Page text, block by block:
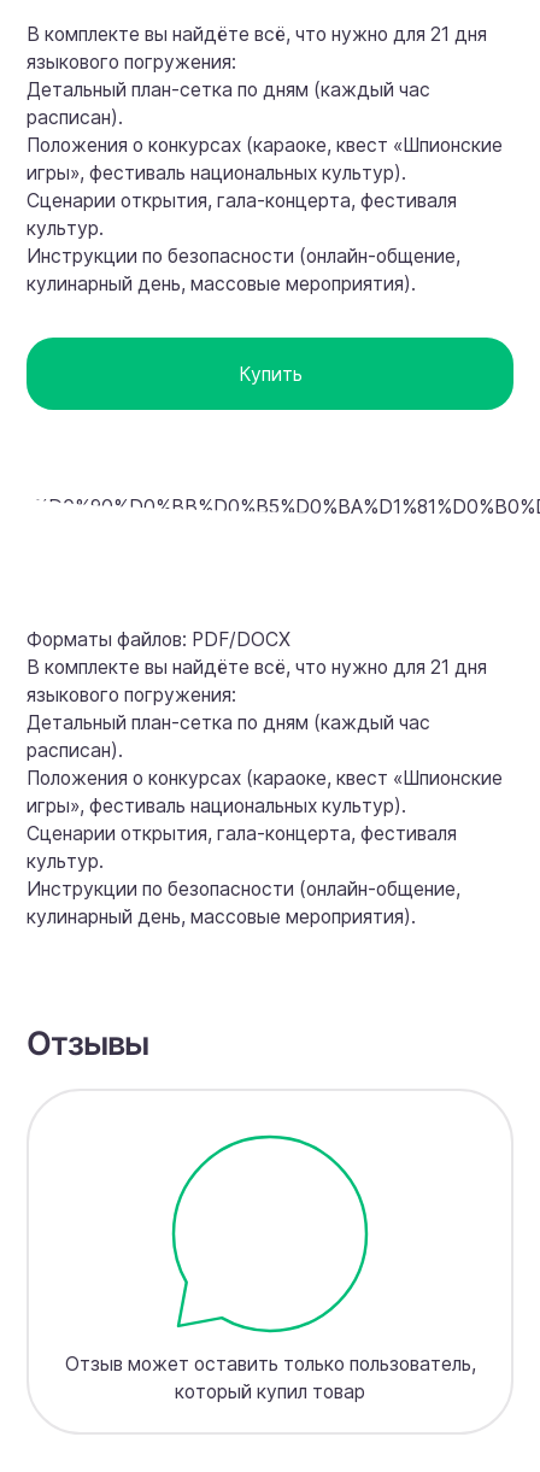
В комплекте вы найдёте всё, что нужно для 21 дня
языкового погружения:
Детальный план-сетка по дням (каждый час
расписан).
Положения о конкурсах (караоке, квест «Шпионские
игры», фестиваль национальных культур).
Сценарии открытия, гала-концерта, фестиваля
культур.
Инструкции по безопасности (онлайн-общение,
кулинарный день, массовые мероприятия).
Купить
Форматы файлов: PDF/DOCX
В комплекте вы найдёте всё, что нужно для 21 дня
языкового погружения:
Детальный план-сетка по дням (каждый час
расписан).
Положения о конкурсах (караоке, квест «Шпионские
игры», фестиваль национальных культур).
Сценарии открытия, гала-концерта, фестиваля
культур.
Инструкции по безопасности (онлайн-общение,
кулинарный день, массовые мероприятия).
Отзывы
Отзыв может оставить только пользователь,
который купил товар